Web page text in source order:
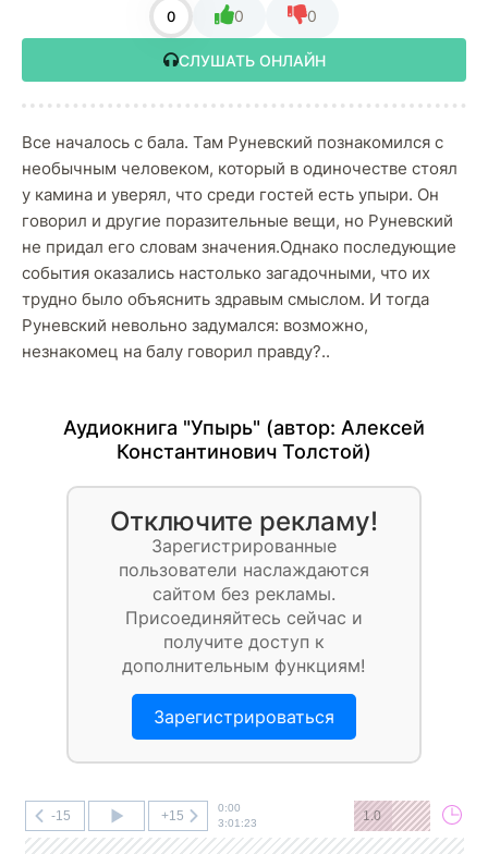
0 0 0
СЛУШАТЬ ОНЛАЙН
Все началось с бала. Там Руневский познакомился с
необычным человеком, который в одиночестве стоял
у камина и уверял, что среди гостей есть упыри. Он
говорил и другие поразительные вещи, но Руневский
не придал его словам значения.Однако последующие
события оказались настолько загадочными, что их
трудно было объяснить здравым смыслом. И тогда
Руневский невольно задумался: возможно,
незнакомец на балу говорил правду?..
Аудиокнига "Упырь" (автор: Алексей
Константинович Толстой)
Отключите рекламу!
Зарегистрированные
пользователи наслаждаются
сайтом без рекламы.
Присоединяйтесь сейчас и
получите доступ к
дополнительным функциям!
Зарегистрироваться
-15 +15
0:00
3:01:23
1.0